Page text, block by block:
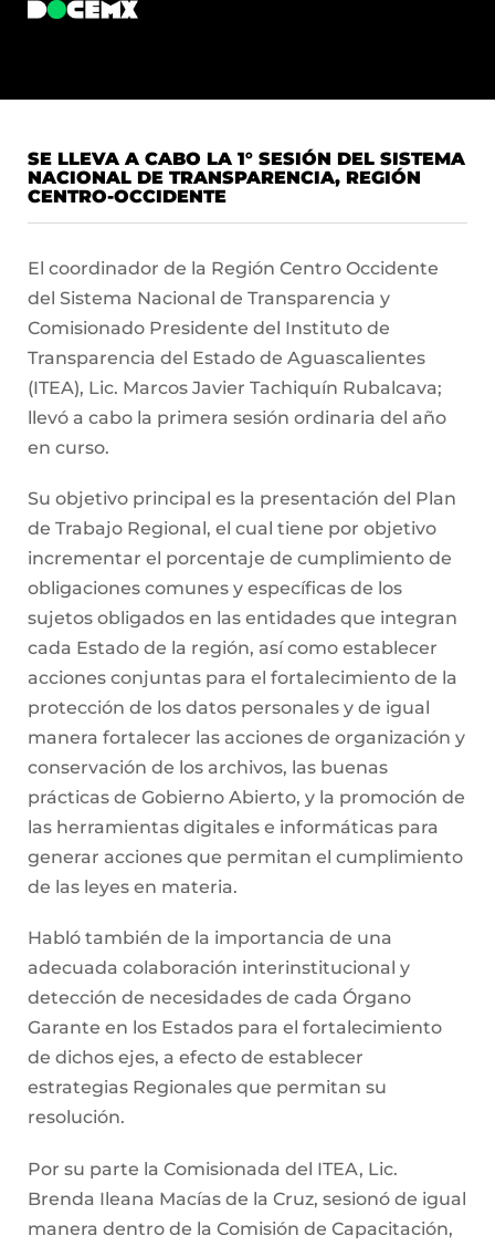
SE LLEVA A CABO LA 1° SESIÓN DEL SISTEMA
NACIONAL DE TRANSPARENCIA, REGIÓN
CENTRO-OCCIDENTE
El coordinador de la Región Centro Occidente
del Sistema Nacional de Transparencia y
Comisionado Presidente del Instituto de
Transparencia del Estado de Aguascalientes
(ITEA), Lic. Marcos Javier Tachiquín Rubalcava;
llevó a cabo la primera sesión ordinaria del año
en curso.
Su objetivo principal es la presentación del Plan
de Trabajo Regional, el cual tiene por objetivo
incrementar el porcentaje de cumplimiento de
obligaciones comunes y específicas de los
sujetos obligados en las entidades que integran
cada Estado de la región, así como establecer
acciones conjuntas para el fortalecimiento de la
protección de los datos personales y de igual
manera fortalecer las acciones de organización y
conservación de los archivos, las buenas
prácticas de Gobierno Abierto, y la promoción de
las herramientas digitales e informáticas para
generar acciones que permitan el cumplimiento
de las leyes en materia.
Habló también de la importancia de una
adecuada colaboración interinstitucional y
detección de necesidades de cada Órgano
Garante en los Estados para el fortalecimiento
de dichos ejes, a efecto de establecer
estrategias Regionales que permitan su
resolución.
Por su parte la Comisionada del ITEA, Lic.
Brenda Ileana Macías de la Cruz, sesionó de igual
manera dentro de la Comisión de Capacitación,